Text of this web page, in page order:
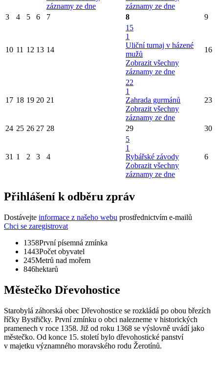
záznamy ze dne
záznamy ze dne
3 4 5 6 7 8 9
10 11 12 13 14
15
1
Uliční turnaj v házené
mužů
Zobrazit všechny
záznamy ze dne
16
17 18 19 20 21
22
1
Zahrada gurmánů
Zobrazit všechny
záznamy ze dne
23
24 25 26 27 28 29 30
31 1 2 3 4
5
1
Rybářské závody
Zobrazit všechny
záznamy ze dne
6
Přihlášení k odběru zpráv
Dostávejte informace z našeho webu prostřednictvím e-mailů
Chci se zaregistrovat
1358První písemná zmínka
1443Počet obyvatel
245Metrů nad mořem
846hektarů
Městečko Dřevohostice
Starobylá záhorská obec Dřevohostice se rozkládá po obou březích
říčky Bystřičky. První zmínku o obci nalezneme v historických
pramenech v roce 1358. Již od roku 1368 se výslovně uvádí jako
městečko. Od konce 15. století bylo dřevohostické panství
v majetku významného moravského rodu Žerotínů.